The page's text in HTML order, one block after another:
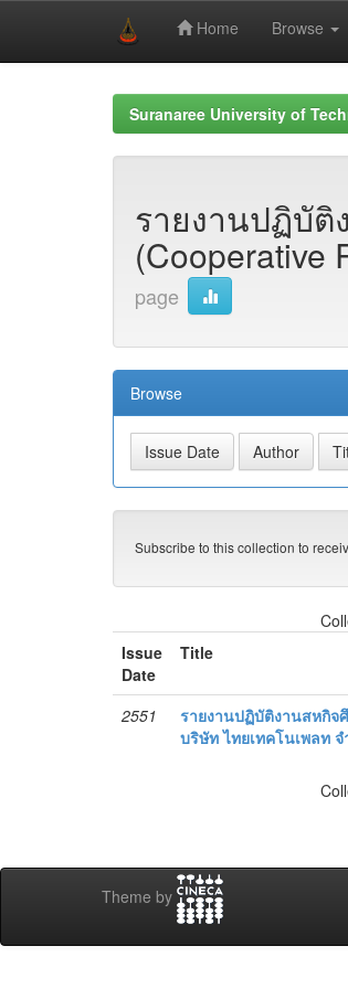
Home Browse
Suranaree University of
รายงานปฏิบั
(Cooperative
page
Browse
Subscribe to this collection to
Issue
Date
Title
2551
รายงานปฏิบัติงานสหกิจ
บริษัท ไทยเทคโนเพลท จ
Theme by